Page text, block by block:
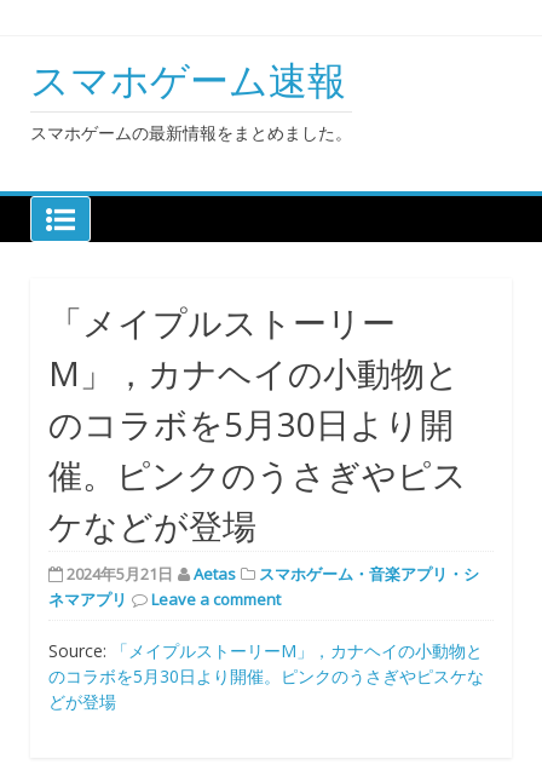
スマホゲーム速報
スマホゲームの最新情報をまとめました。
「メイプルストーリー
M」，カナヘイの小動物と
のコラボを5月30日より開
催。ピンクのうさぎやピス
ケなどが登場
2024年5月21日 Aetas
スマホゲーム・音楽アプリ・シ
ネマアプリ
Leave a comment
Source:
「メイプルストーリーM」，カナヘイの小動物と
のコラボを5月30日より開催。ピンクのうさぎやピスケな
どが登場